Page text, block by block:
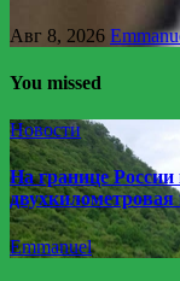
Авг 8, 2026
You missed
Новости
На границе России
Emmanuel